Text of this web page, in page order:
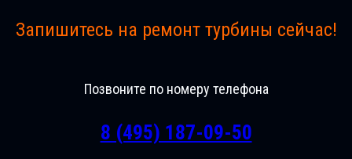
Запишитесь на ремонт турбины сейчас!
Позвоните по номеру телефона
8 (495) 187-09-50